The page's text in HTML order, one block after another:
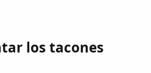
los tacones